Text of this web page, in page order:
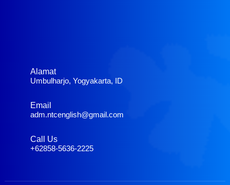
Alamat
Umbulharjo, Yogyakarta, ID
Email
adm.ntcenglish@gmail.com
Call Us
+62858-5636-2225